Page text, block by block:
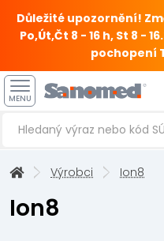
Důležité upozornění!
Po,Út,Čt 8 - 16 h, St 8 -
pochopení
MENU
Výrobci Ion8
Ion8